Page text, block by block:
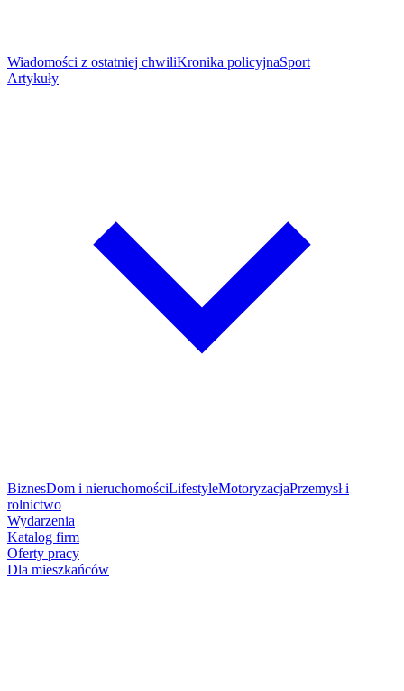
Wiadomości z ostatniej chwiliKronika policyjnaSport
Artykuły
BiznesDom i nieruchomościLifestyleMotoryzacjaPrzemysł i
rolnictwo
Wydarzenia
Katalog firm
Oferty pracy
Dla mieszkańców